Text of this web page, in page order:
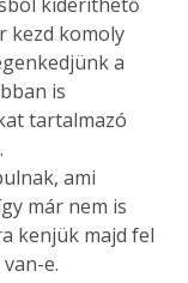
kezd komoly
a
is
tartalmazó
ami
már nem is
kenjük majd fel
e.